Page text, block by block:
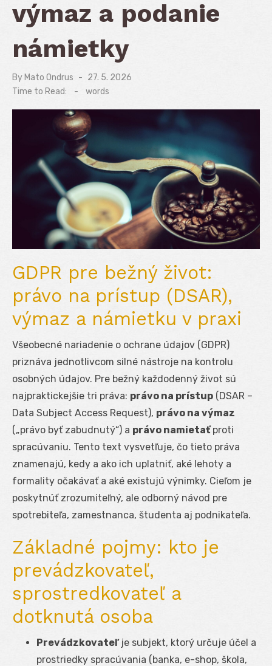
výmaz a podanie
námietky
By Mato Ondrus
Posted
on
27. 5. 2026
Time to Read:
- words
GDPR pre bežný život:
právo na prístup (DSAR),
výmaz a námietku v praxi
Všeobecné nariadenie o ochrane údajov (GDPR)
priznáva jednotlivcom silné nástroje na kontrolu
osobných údajov. Pre bežný každodenný život sú
najpraktickejšie tri práva: právo na prístup (DSAR –
Data Subject Access Request), právo na výmaz
(„právo byť zabudnutý“) a právo namietaťproti
spracúvaniu. Tento text vysvetľuje, čo tieto práva
znamenajú, kedy a ako ich uplatniť, aké lehoty a
formality očakávať a aké existujú výnimky. Cieľom je
poskytnúť zrozumiteľný, ale odborný návod pre
spotrebiteľa, zamestnanca, študenta aj podnikateľa.
Základné pojmy: kto je
prevádzkovateľ,
sprostredkovateľ a
dotknutá osoba
Prevádzkovateľje subjekt, ktorý určuje účel a
prostriedky spracúvania (banka, e-shop, škola,